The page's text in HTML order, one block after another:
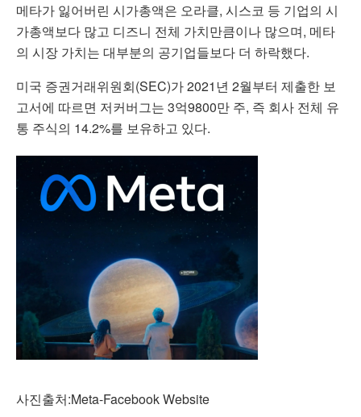
메타가 잃어버린 시가총액은 오라클, 시스코 등 기업의 시
가총액보다 많고 디즈니 전체 가치만큼이나 많으며, 메타
의 시장 가치는 대부분의 공기업들보다 더 하락했다.
미국 증권거래위원회(SEC)가 2021년 2월부터 제출한 보
고서에 따르면 저커버그는 3억9800만 주, 즉 회사 전체 유
통 주식의 14.2%를 보유하고 있다.
사진출처:Meta-Facebook Website